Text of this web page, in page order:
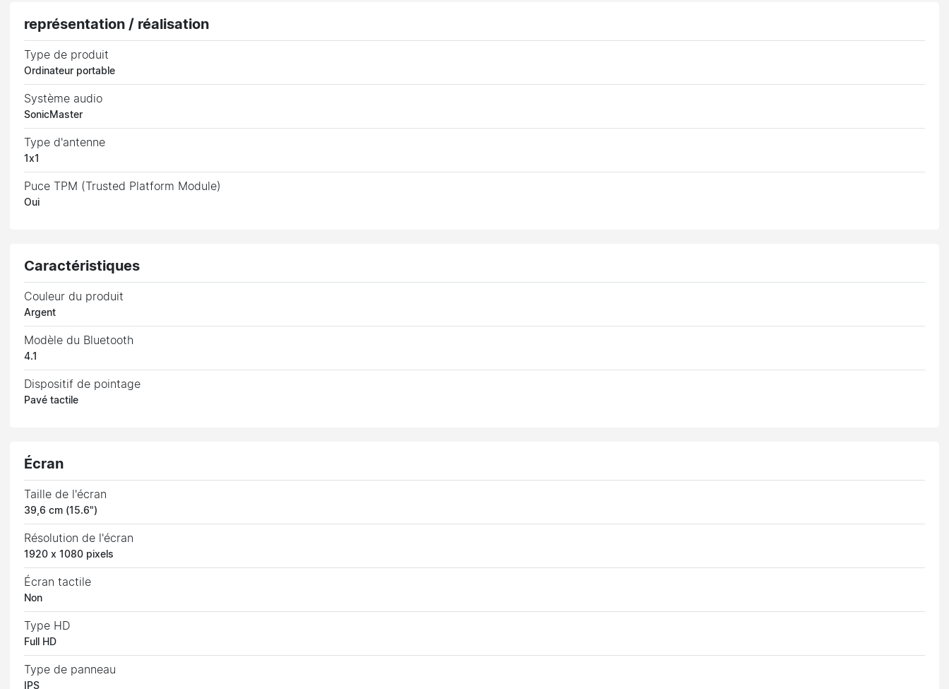
représentation / réalisation
Type de produit
Ordinateur portable
Système audio
SonicMaster
Type d'antenne
1x1
Puce TPM (Trusted Platform Module)
Oui
Caractéristiques
Couleur du produit
Argent
Modèle du Bluetooth
4.1
Dispositif de pointage
Pavé tactile
Écran
Taille de l'écran
39,6 cm (15.6")
Résolution de l'écran
1920 x 1080 pixels
Écran tactile
Non
Type HD
Full HD
Type de panneau
IPS